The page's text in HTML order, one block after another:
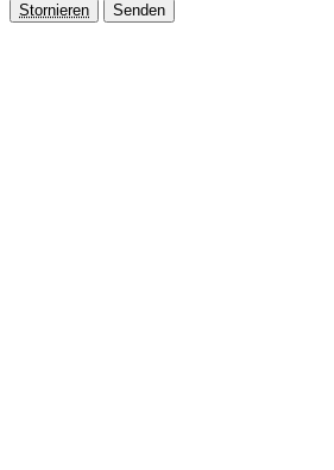
Stornieren Senden